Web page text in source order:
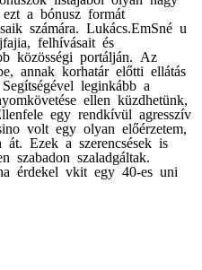
a bónusz formát
számára. Lukács.EmSné u
felhívásait és
közösségi portálján. Az
annak korhatár előtti ellátás
leginkább a
ellen küzdhetünk,
egy rendkívül agresszív
volt egy olyan előérzetem,
át. Ezek a szerencsések is
szabadon szaladgáltak.
érdekel vkit egy 40-es uni